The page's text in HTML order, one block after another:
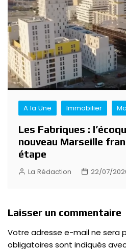
A la Une Immobilier
Les Fabriques :
nouveau Marseille
étape
La Rédaction 22/07/
Laisser un commentaire
Votre adresse e-mail ne sera
obligatoires sont indiqués